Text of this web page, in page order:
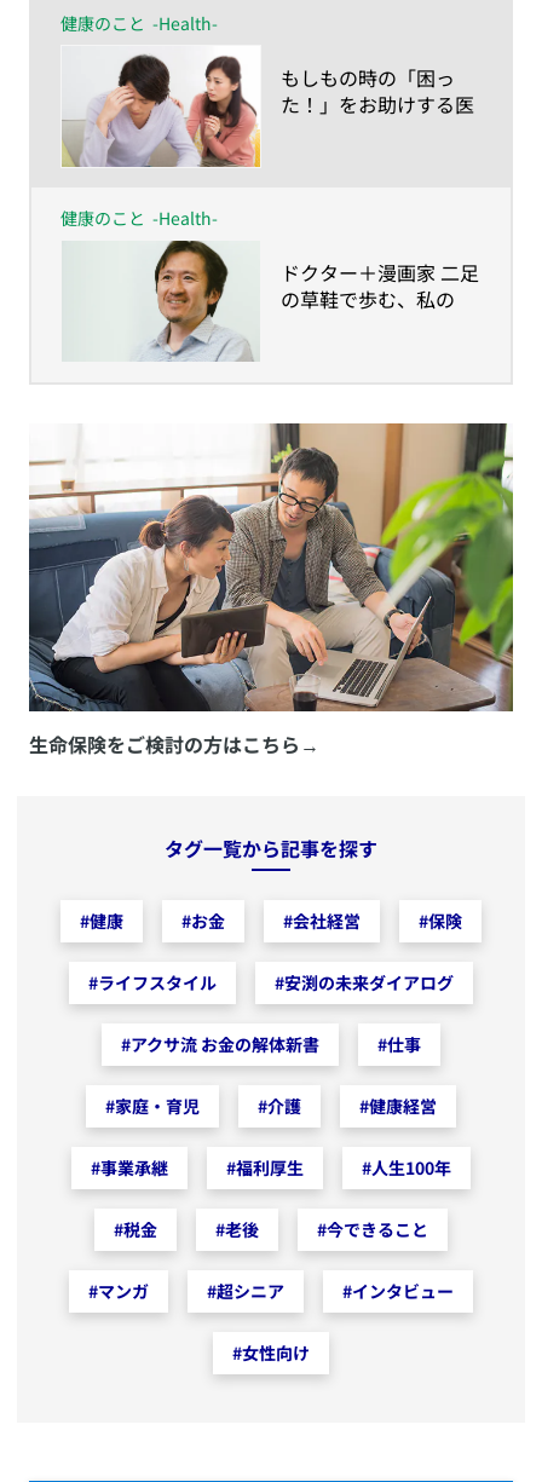
健康のこと -Health-
​もしもの時の「困っ
た！」をお助けする医
健康のこと -Health-
​ドクター＋漫画家 二足
の草鞋で歩む、私の
生命保険をご検討の方はこちら →
タグ一覧から記事を探す
#健康 #お金 #会社経営 #保険
#ライフスタイル #安渕の未来ダイアログ
#アクサ流 お金の解体新書 #仕事
#家庭・育児 #介護 #健康経営
#事業承継 #福利厚生 #人生100年
#税金 #老後 #今できること
#マンガ #超シニア #インタビュー
#女性向け